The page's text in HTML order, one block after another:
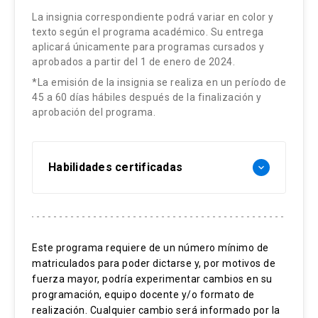
incitación al odio).
Responsabilidad de plataformas por
contenidos de terceros.
Derecho al olvido.
Derecho a la neutralidad de Internet. Libertad
medios digitales.
Propiedad intelectual y entornos digitales
Derechos de autor en medios digitales.
Licencias abiertas (Creative Commons).
La insignia correspondiente podrá variar en color y
texto según el programa académico. Su entrega
aplicará únicamente para programas cursados y
aprobados a partir del 1 de enero de 2024.
*La emisión de la insignia se realiza en un período de
45 a 60 días hábiles después de la finalización y
aprobación del programa.
Habilidades certificadas keyboard_arrow_down
Entornos digitales
Derechos digitales
Ciberseguridad
Este programa requiere de un número mínimo de
matriculados para poder dictarse y, por motivos de
fuerza mayor, podría experimentar cambios en su
programación, equipo docente y/o formato de
realización. Cualquier cambio será informado por la